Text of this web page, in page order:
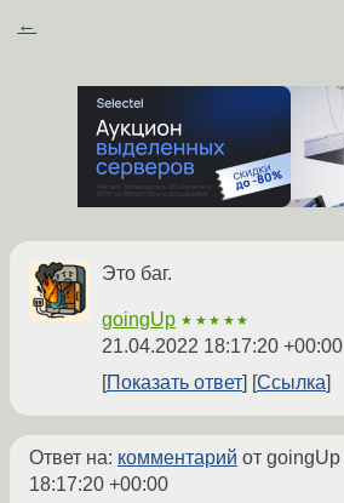
←
Это баг.
goingUp ★★★★★
21.04.2022 18:17:20 +00:00
Показать ответ
Ссылка
Ответ на: комментарий от goingUp
18:17:20 +00:00